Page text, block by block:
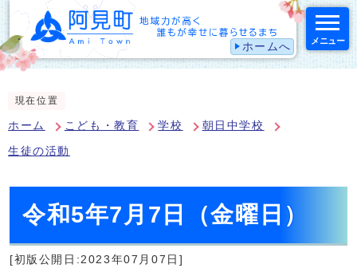
ホームへ メニュー
現在位置
ホーム こども・教育 学校 朝日中学校
生徒の活動
令和5年7月7日（金曜日）
[初版公開日:2023年07月07日]